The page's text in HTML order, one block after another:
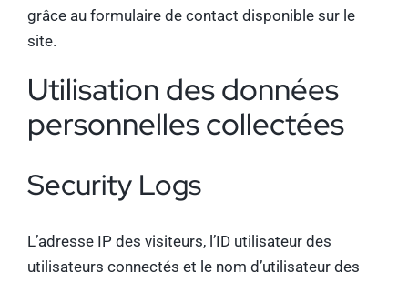
grâce au formulaire de contact disponible sur le
site.
Utilisation des données
personnelles collectées
Security Logs
L’adresse IP des visiteurs, l’ID utilisateur des
utilisateurs connectés et le nom d’utilisateur des